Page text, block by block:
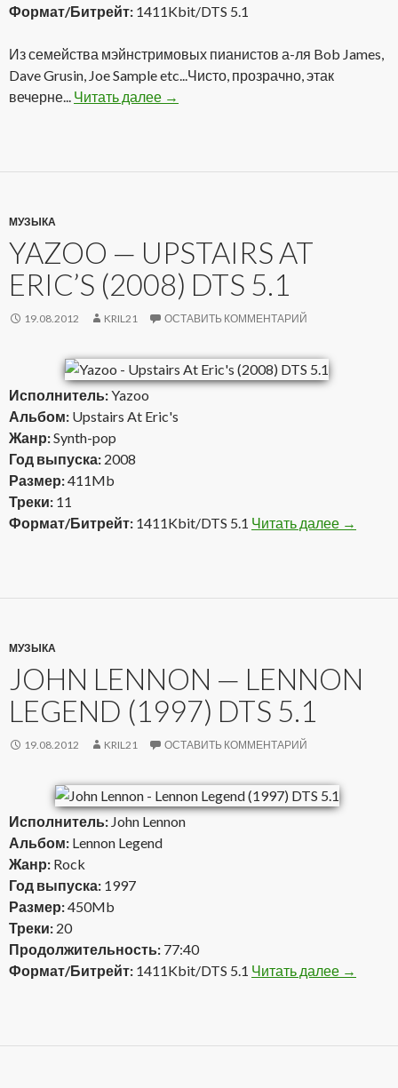
Формат/Битрейт: 1411Kbit/DTS 5.1
Из семейства мэйнстримовых пианистов а-ля Bob James,
Dave Grusin, Joe Sample etc...Чисто, прозрачно, этак
вечерне... Читать далее David Benoit — American Landscape
→
МУЗЫКА
YAZOO — UPSTAIRS AT
ERIC’S (2008) DTS 5.1
19.08.2012 KRIL21 ОСТАВИТЬ КОММЕНТАРИЙ
Исполнитель:Yazoo
Альбом: Upstairs At Eric's
Жанр:Synth-pop
Год выпуска: 2008
Размер:411Mb
Треки: 11
Формат/Битрейт: 1411Kbit/DTS 5.1 Читать далее Yazoo —
→
МУЗЫКА
JOHN LENNON — LENNON
LEGEND (1997) DTS 5.1
19.08.2012 KRIL21 ОСТАВИТЬ КОММЕНТАРИЙ
Исполнитель: John Lennon
Альбом: Lennon Legend
Жанр: Rock
Год выпуска: 1997
Размер:450Mb
Треки: 20
Продолжительность: 77:40
Формат/Битрейт: 1411Kbit/DTS 5.1 Читать далее John
→